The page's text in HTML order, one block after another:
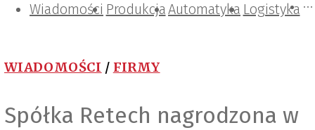
Wiadomości ProdukcjaAutomatyka Logistyka
Projektowanie i konstrukcje
Zarządzanie i IT
Tematy specjalne
WIADOMOŚCI / FIRMY
Spółka Retech nagrodzona w